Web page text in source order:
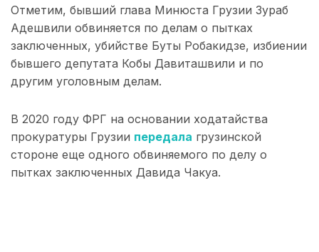
Отметим, бывший глава Минюста Грузии Зураб
Адешвили обвиняется по делам о пытках
заключенных, убийстве Буты Робакидзе, избиении
бывшего депутата Кобы Давиташвили и по
другим уголовным делам.
В 2020 году ФРГ на основании ходатайства
прокуратуры Грузии передала грузинской
стороне еще одного обвиняемого по делу о
пытках заключенных Давида Чакуа.